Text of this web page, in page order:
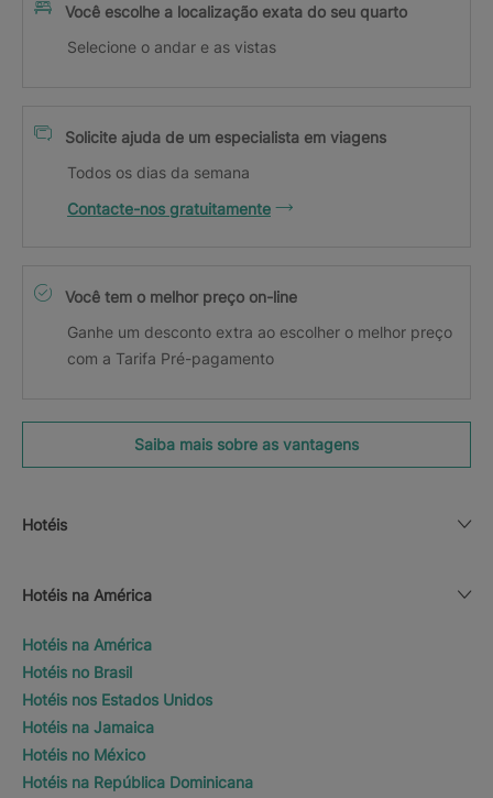
Você escolhe a localização exata do seu quarto
Selecione o andar e as vistas
Solicite ajuda de um especialista em viagens
Todos os dias da semana
Contacte-nos gratuitamente
Você tem o melhor preço on-line
Ganhe um desconto extra ao escolher o melhor preço
com a Tarifa Pré-pagamento
Saiba mais sobre as vantagens
Hotéis
Hotéis na América
Hotéis na América
Hotéis no Brasil
Hotéis nos Estados Unidos
Hotéis na Jamaica
Hotéis no México
Hotéis na República Dominicana